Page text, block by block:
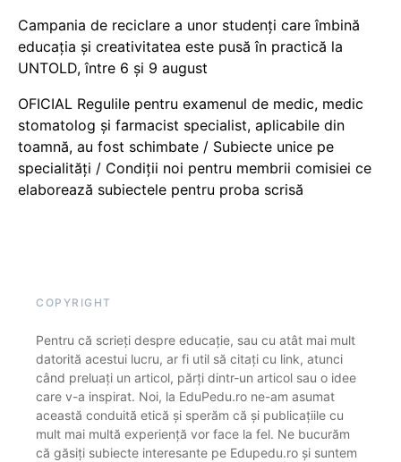
Campania de reciclare a unor studenți care îmbină
educația și creativitatea este pusă în practică la
UNTOLD, între 6 și 9 august
OFICIAL Regulile pentru examenul de medic, medic
stomatolog și farmacist specialist, aplicabile din
toamnă, au fost schimbate / Subiecte unice pe
specialități / Condiții noi pentru membrii comisiei ce
elaborează subiectele pentru proba scrisă
COPYRIGHT
Pentru că scrieți despre educație, sau cu atât mai mult
datorită acestui lucru, ar fi util să citați cu link, atunci
când preluați un articol, părți dintr-un articol sau o idee
care v-a inspirat. Noi, la EduPedu.ro ne-am asumat
această conduită etică și sperăm că și publicațiile cu
mult mai multă experiență vor face la fel. Ne bucurăm
că găsiți subiecte interesante pe Edupedu.ro și suntem